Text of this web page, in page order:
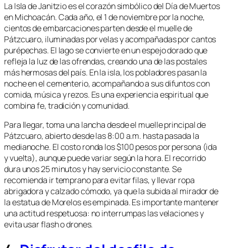
La Isla de Janitzio es el corazón simbólico del Día de Muertos
en Michoacán. Cada año, el 1 de noviembre por la noche,
cientos de embarcaciones parten desde el muelle de
Pátzcuaro, iluminadas por velas y acompañadas por cantos
purépechas. El lago se convierte en un espejo dorado que
refleja la luz de las ofrendas, creando una de las postales
más hermosas del país. En la isla, los pobladores pasan la
noche en el cementerio, acompañando a sus difuntos con
comida, música y rezos. Es una experiencia espiritual que
combina fe, tradición y comunidad.
Para llegar, toma una lancha desde el muelle principal de
Pátzcuaro, abierto desde las 8:00 a.m. hasta pasada la
medianoche. El costo ronda los $100 pesos por persona (ida
y vuelta), aunque puede variar según la hora. El recorrido
dura unos 25 minutos y hay servicio constante. Se
recomienda ir temprano para evitar filas, y llevar ropa
abrigadora y calzado cómodo, ya que la subida al mirador de
la estatua de Morelos es empinada. Es importante mantener
una actitud respetuosa: no interrumpas las velaciones y
evita usar flash o drones.